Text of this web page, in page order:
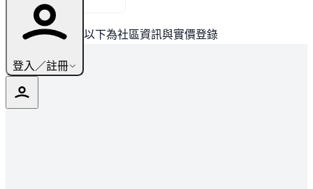
登入／註冊
此建案已完銷，以下為社區資訊與實價登錄